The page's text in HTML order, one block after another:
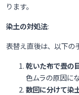
ります。
染土の対処法:
表替え直後は、以下の
乾いた布で畳の
色ムラの原因に
数回に分けて染